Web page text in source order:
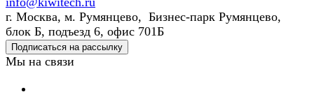
г. Москва, м. Румянцево, Бизнес-парк Румянцево,
блок Б, подъезд 6, офис 701Б
Подписаться на рассылку
Мы на связи